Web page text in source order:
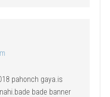
pahonch gaya.is
bade banner